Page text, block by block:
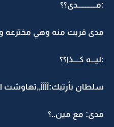
:مــــــــــــدى؟؟
مدى قربت منه وهي مخترعه
:ليـــه كــــذا؟؟
سلطان بأرتبك:آآآآ,,تهاوشت
مدى: مع مين..؟